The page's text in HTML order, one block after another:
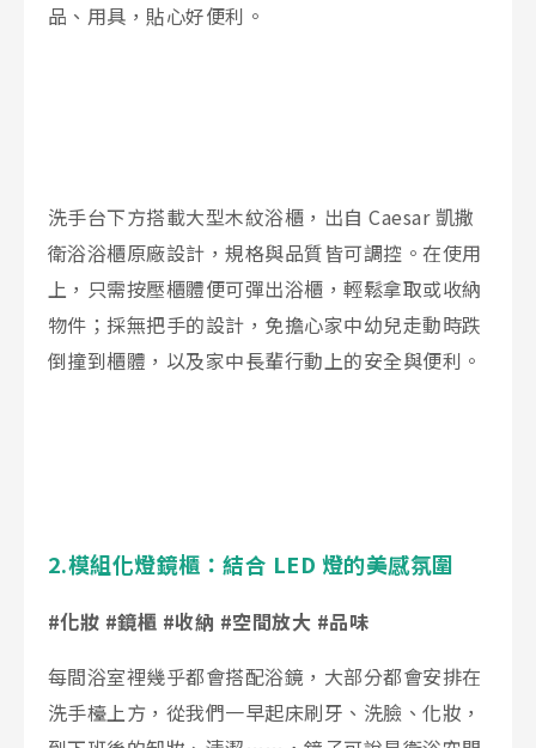
品、用具，貼心好便利。
洗手台下方搭載大型木紋浴櫃，出自 Caesar 凱撒
衛浴浴櫃原廠設計，規格與品質皆可調控。在使用
上，只需按壓櫃體便可彈出浴櫃，輕鬆拿取或收納
物件；採無把手的設計，免擔心家中幼兒走動時跌
倒撞到櫃體，以及家中長輩行動上的安全與便利。
2.模組化燈鏡櫃：結合 LED 燈的美感氛圍
#化妝 #鏡櫃 #收納 #空間放大 #品味
每間浴室裡幾乎都會搭配浴鏡，大部分都會安排在
洗手檯上方，從我們一早起床刷牙、洗臉、化妝，